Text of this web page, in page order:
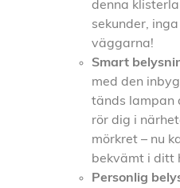
denna
sekunder,
väggarna!
Smart
med den
tänds lampan
rör dig i
mörkret – nu
bekvämt i ditt
Personlig